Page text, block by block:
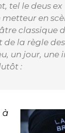
tel le deus ex
en
classique
de la règle
un jour, une
:
à